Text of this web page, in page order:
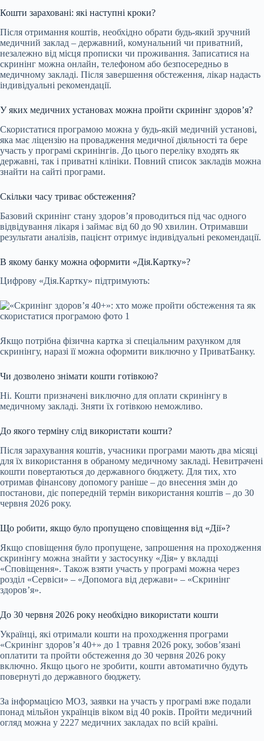
Кошти зараховані: які наступні кроки?
Після отримання коштів, необхідно обрати будь-який зручний
медичний заклад – державний, комунальний чи приватний,
незалежно від місця прописки чи проживання. Записатися на
скринінг можна онлайн, телефоном або безпосередньо в
медичному закладі. Після завершення обстеження, лікар надасть
індивідуальні рекомендації.
У яких медичних установах можна пройти скринінг здоров’я?
Скористатися програмою можна у будь-якій медичній установі,
яка має ліцензію на провадження медичної діяльності та бере
участь у програмі скринінгів. До цього переліку входять як
державні, так і приватні клініки. Повний список закладів можна
знайти на сайті програми.
Скільки часу триває обстеження?
Базовий скринінг стану здоров’я проводиться під час одного
відвідування лікаря і займає від 60 до 90 хвилин. Отримавши
результати аналізів, пацієнт отримує індивідуальні рекомендації.
В якому банку можна оформити «Дія.Картку»?
Цифрову «Дія.Картку» підтримують:
Якщо потрібна фізична картка зі спеціальним рахунком для
скринінгу, наразі її можна оформити виключно у ПриватБанку.
Чи дозволено знімати кошти готівкою?
Ні. Кошти призначені виключно для оплати скринінгу в
медичному закладі. Зняти їх готівкою неможливо.
До якого терміну слід використати кошти?
Після зарахування коштів, учасники програми мають два місяці
для їх використання в обраному медичному закладі. Невитрачені
кошти повертаються до державного бюджету. Для тих, хто
отримав фінансову допомогу раніше – до внесення змін до
постанови, діє попередній термін використання коштів – до 30
червня 2026 року.
Що робити, якщо було пропущено сповіщення від «Дії»?
Якщо сповіщення було пропущене, запрошення на проходження
скринінгу можна знайти у застосунку «Дія» у вкладці
«Сповіщення». Також взяти участь у програмі можна через
розділ «Сервіси» – «Допомога від держави» – «Скринінг
здоров’я».
До 30 червня 2026 року необхідно використати кошти
Українці, які отримали кошти на проходження програми
«Скринінг здоров’я 40+» до 1 травня 2026 року, зобов’язані
оплатити та пройти обстеження до 30 червня 2026 року
включно. Якщо цього не зробити, кошти автоматично будуть
повернуті до державного бюджету.
За інформацією МОЗ, заявки на участь у програмі вже подали
понад мільйон українців віком від 40 років. Пройти медичний
огляд можна у 2227 медичних закладах по всій країні.